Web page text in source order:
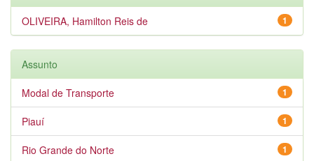
1
OLIVEIRA, Hamilton Reis de
Assunto
1
Modal de Transporte
1
Piauí
1
Rio Grande do Norte